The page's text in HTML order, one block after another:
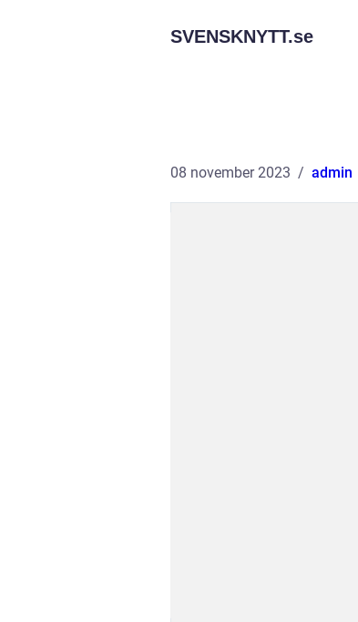
SVENSKNYTT.se
08 november 2023 admin